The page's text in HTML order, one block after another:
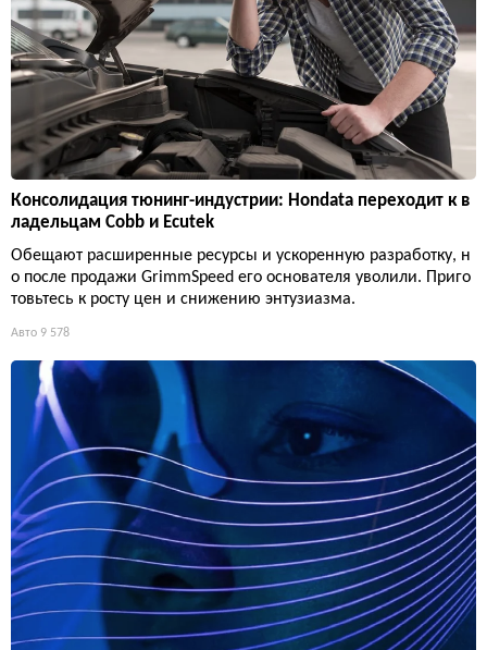
Консолидация тюнинг-индустрии: Hondata переходит к в
ладельцам Cobb и Ecutek
Обещают расширенные ресурсы и ускоренную разработку, н
о после продажи GrimmSpeed его основателя уволили. Приго
товьтесь к росту цен и снижению энтузиазма.
Авто 9 578